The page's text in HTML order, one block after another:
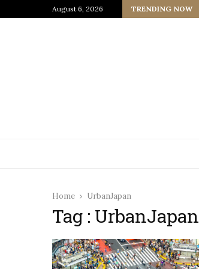
August 6, 2026 TRENDING NOW
জাপানি আধ্যাত্মিকতার ছোঁয়া
Home UrbanJapan
Tag : UrbanJapan